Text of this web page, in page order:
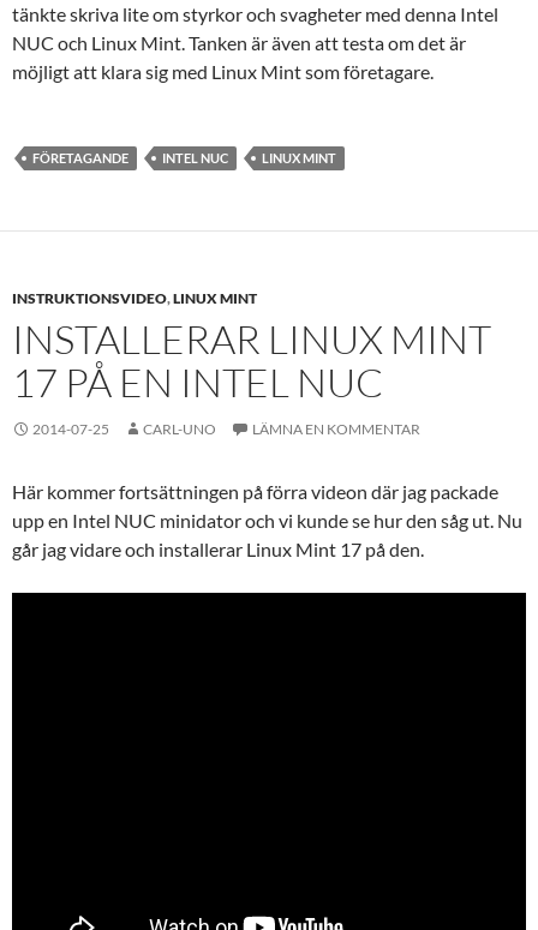
tänkte skriva lite om styrkor och svagheter med denna Intel
NUC och Linux Mint. Tanken är även att testa om det är
möjligt att klara sig med Linux Mint som företagare.
FÖRETAGANDE INTEL NUC LINUX MINT
INSTRUKTIONSVIDEO,LINUX MINT
INSTALLERAR LINUX MINT
17 PÅ EN INTEL NUC
2014-07-25 CARL-UNO LÄMNA EN KOMMENTAR
Här kommer fortsättningen på förra videon där jag packade
upp en Intel NUC minidator och vi kunde se hur den såg ut. Nu
går jag vidare och installerar Linux Mint 17 på den.